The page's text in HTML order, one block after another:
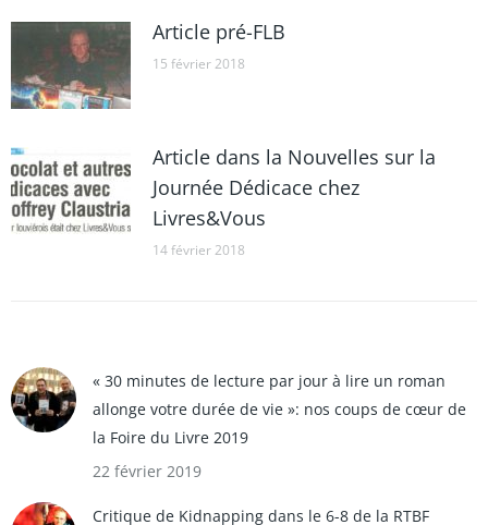
Article pré-FLB
15 février 2018
Article dans la Nouvelles sur la
Journée Dédicace chez
Livres&Vous
14 février 2018
« 30 minutes de lecture par jour à lire un roman
allonge votre durée de vie »: nos coups de cœur de
la Foire du Livre 2019
22 février 2019
Critique de Kidnapping dans le 6-8 de la RTBF